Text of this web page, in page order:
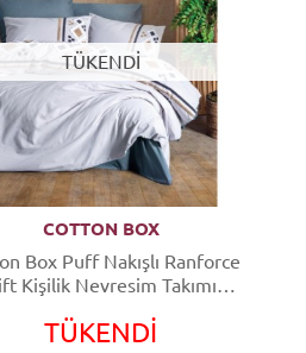
TÜKENDİ
COTTON BOX
Box Puff Nakışlı Ranforce
Kişilik Nevresim Takımı
TÜKENDİ